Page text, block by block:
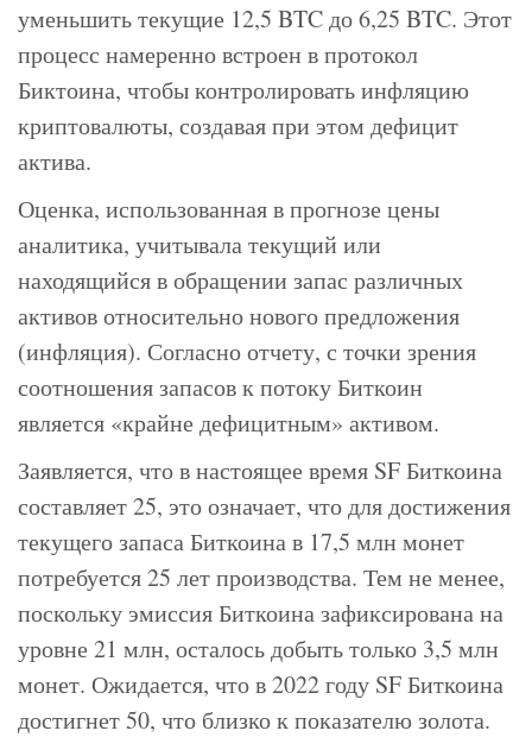
уменьшить текущие 12,5 BTC до 6,25 BTC. Этот
процесс намеренно встроен в протокол
Биктоина, чтобы контролировать инфляцию
криптовалюты, создавая при этом дефицит
актива.
Оценка, использованная в прогнозе цены
аналитика, учитывала текущий или
находящийся в обращении запас различных
активов относительно нового предложения
(инфляция). Согласно отчету, с точки зрения
соотношения запасов к потоку Биткоин
является «крайне дефицитным» активом.
Заявляется, что в настоящее время SF Биткоина
составляет 25, это означает, что для достижения
текущего запаса Биткоина в 17,5 млн монет
потребуется 25 лет производства. Тем не менее,
поскольку эмиссия Биткоина зафиксирована на
уровне 21 млн, осталось добыть только 3,5 млн
монет. Ожидается, что в 2022 году SF Биткоина
достигнет 50, что близко к показателю золота.